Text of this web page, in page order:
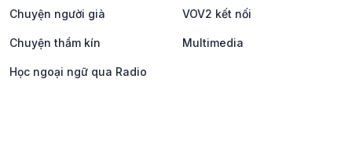
Chuyện người già VOV2 kết nối
Chuyện thầm kín Multimedia
Học ngoại ngữ qua Radio